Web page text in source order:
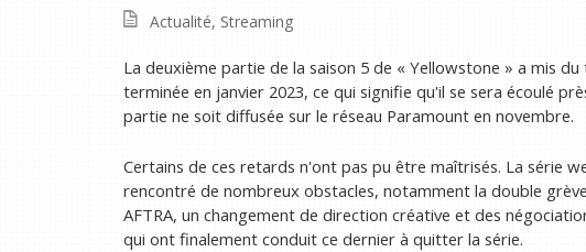
Actualité, Streaming
La deuxième partie de la saison 5 de « Yellowstone » a mis
terminée en janvier 2023, ce qui signifie qu'il se sera écoulé
partie ne soit diffusée sur le réseau Paramount en novembre.
Certains de ces retards n'ont pas pu être maîtrisés. La série
rencontré de nombreux obstacles, notamment la double
AFTRA, un changement de direction créative et des
qui ont finalement conduit ce dernier à quitter la série.